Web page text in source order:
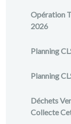
Opération
2026
Planning
Planning
Déchets
Collecte